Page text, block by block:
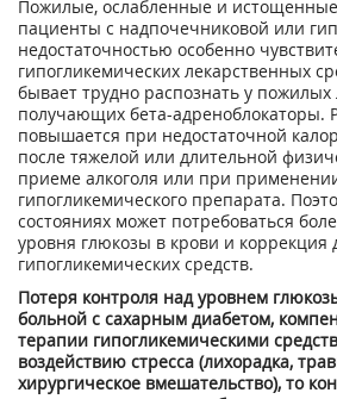
Пожилые, ослабленные и
пациенты с надпочечниковой или
недостаточностью особенно
гипогликемических лекарственных
бывает трудно распознать у
получающих бета-адреноблокаторы.
повышается при недостаточной
после тяжелой или длительной
приеме алкоголя или при
гипогликемического препарата.
состояниях может потребоваться
уровня глюкозы в крови и коррекция
гипогликемических средств.
Потеря контроля над уровнем
больной с сахарным диабетом,
терапии гипогликемическими
воздействию стресса (лихорадка,
хирургическое вмешательство), то